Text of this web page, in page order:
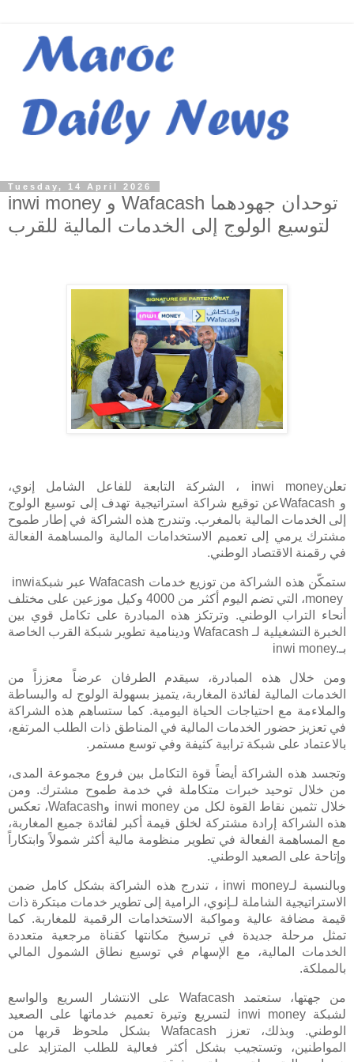
Tuesday, 14 April 2026
inwi money و Wafacash توحدان جهودهما
لتوسيع الولوج إلى الخدمات المالية للقرب
تعلنinwi money ، الشركة التابعة للفاعل الشامل إنوي،
و Wafacashعن توقيع شراكة استراتيجية تهدف إلى توسيع الولوج
إلى الخدمات المالية بالمغرب. وتندرج هذه الشراكة في إطار طموح
مشترك يرمي إلى تعميم الاستخدامات المالية والمساهمة الفعالة
في رقمنة الاقتصاد الوطني.
ستمكّن هذه الشراكة من توزيع خدمات Wafacash عبر شبكةinwi
money
، التي تضم اليوم أكثر من 4000 وكيل موزعين على مختلف
أنحاء التراب الوطني. وترتكز هذه المبادرة على تكامل قوي بين
الخبرة التشغيلية لـ Wafacash ودينامية تطوير شبكة القرب الخاصة
بـinwi money.
ومن خلال هذه المبادرة، سيقدم الطرفان عرضاً معززاً من
الخدمات المالية لفائدة المغاربة، يتميز بسهولة الولوج له والبساطة
والملاءمة مع احتياجات الحياة اليومية. كما ستساهم هذه الشراكة
في تعزيز حضور الخدمات المالية في المناطق ذات الطلب المرتفع،
بالاعتماد على شبكة ترابية كثيفة وفي توسع مستمر .
وتجسد هذه الشراكة أيضاً قوة التكامل بين فروع مجموعة المدى،
من خلال توحيد خبرات متكاملة في خدمة طموح مشترك. ومن
خلال تثمين نقاط القوة لكل من inwi money وWafacash، تعكس
هذه الشراكة إرادة مشتركة لخلق قيمة أكبر لفائدة جميع المغاربة،
مع المساهمة الفعالة في تطوير منظومة مالية أكثر شمولاً وابتكاراً
وإتاحة على الصعيد الوطني.
وبالنسبة لـinwi money ، تندرج هذه الشراكة بشكل كامل ضمن
الاستراتيجية الشاملة لـإنوي، الرامية إلى تطوير خدمات مبتكرة ذات
قيمة مضافة عالية ومواكبة الاستخدامات الرقمية للمغاربة. كما
تمثل مرحلة جديدة في ترسيخ مكانتها كقناة مرجعية متعددة
الخدمات المالية، مع الإسهام في توسيع نطاق الشمول المالي
بالمملكة.
من جهتها، ستعتمد Wafacash
على الانتشار السريع والواسع
لشبكة inwi money لتسريع وتيرة تعميم خدماتها على الصعيد
الوطني. وبذلك، تعزز
Wafacash بشكل ملحوظ قربها من
المواطنين، وتستجيب بشكل أكثر فعالية للطلب المتزايد على